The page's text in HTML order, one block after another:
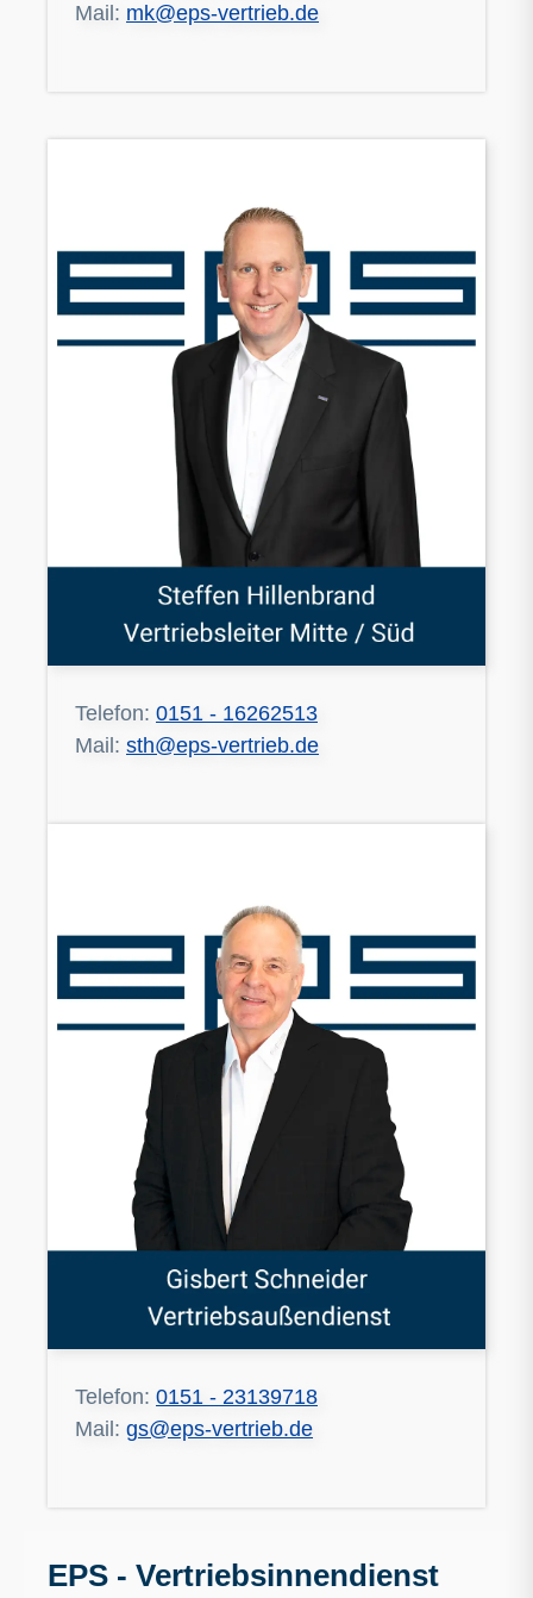
Mail: mk@eps-vertrieb.de
Telefon: 0151 - 16262513
Mail: sth@eps-vertrieb.de
Telefon: 0151 - 23139718
Mail: gs@eps-vertrieb.de
EPS - Vertriebsinnendienst